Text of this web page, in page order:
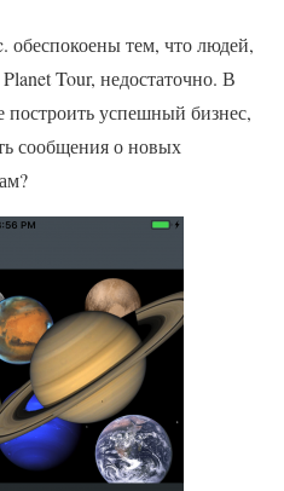
обеспокоены тем, что людей,
Tour, недостаточно. В
успешный бизнес,
сообщения о новых